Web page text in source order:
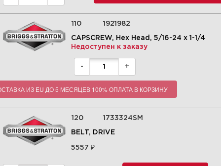
4| Decals Group |
1924EX, 24" 9.0TP Intermediate
Snow Thrower Euro Series
2009 | Snapper | Запчасти |
Briggs&Stratton |
110 1921982
CAPSCREW, Hex Head, 5/16-24 x 1-1/4
Недоступен к заказу
- +
ИЗ EU ДО 5 МЕСЯЦЕВ 100% ОПЛАТА В КОРЗИНУ
120 1733324SM
BELT, DRIVE
5557₽